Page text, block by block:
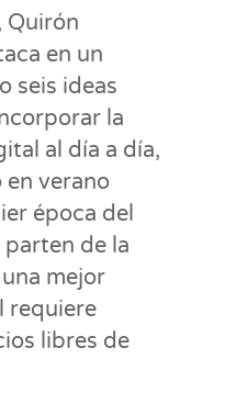
Quirón
en un
seis ideas
la
al día a día,
verano
época del
parten de la
mejor
requiere
libres de